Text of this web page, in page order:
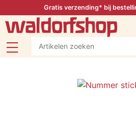
Gratis verzending* bij